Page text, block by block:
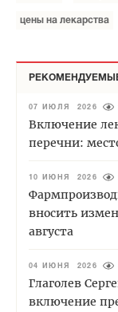
цены на лекарства
07 ИЮЛЯ 2026
Включение
перечни:
10 ИЮНЯ 2026
вносить
августа
04 ИЮНЯ 2026
Глаголев
включение